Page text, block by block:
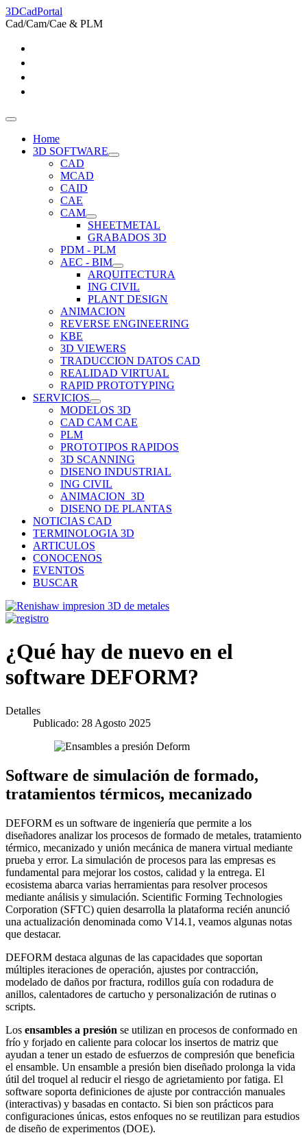
3DCadPortal
Cad/Cam/Cae & PLM
Home
3D SOFTWARE
CAD
MCAD
CAID
CAE
CAM
SHEETMETAL
GRABADOS 3D
PDM - PLM
AEC - BIM
ARQUITECTURA
ING CIVIL
PLANT DESIGN
ANIMACION
REVERSE ENGINEERING
KBE
3D VIEWERS
TRADUCCION DATOS CAD
REALIDAD VIRTUAL
RAPID PROTOTYPING
SERVICIOS
MODELOS 3D
CAD CAM CAE
PLM
PROTOTIPOS RAPIDOS
3D SCANNING
DISENO INDUSTRIAL
ING CIVIL
ANIMACION_3D
DISENO DE PLANTAS
NOTICIAS CAD
TERMINOLOGIA 3D
ARTICULOS
CONOCENOS
EVENTOS
BUSCAR
¿Qué hay de nuevo en el
software DEFORM?
Detalles
Publicado: 28 Agosto 2025
Software de simulación de formado,
tratamientos térmicos, mecanizado
DEFORM es un software de ingeniería que permite a los
diseñadores analizar los procesos de formado de metales, tratamiento
térmico, mecanizado y unión mecánica de manera virtual mediante
prueba y error. La simulación de procesos para las empresas es
fundamental para mejorar los costos, calidad y la entrega. El
ecosistema abarca varias herramientas para resolver procesos
mediante análisis y simulación. Scientific Forming Technologies
Corporation (SFTC) quien desarrolla la plataforma recién anunció
una actualización denominada como V14.1, veamos algunas notas
que destacar.
DEFORM destaca algunas de las capacidades que soportan
múltiples iteraciones de operación, ajustes por contracción,
modelado de daños por fractura, rodillos guía con rodadura de
anillos, calentadores de cartucho y personalización de rutinas o
scripts.
Los ensambles a presión se utilizan en procesos de conformado en
frío y forjado en caliente para colocar los insertos de matriz que
ayudan a tener un estado de esfuerzos de compresión que beneficia
el ensamble. Un ensamble a presión bien diseñado prolonga la vida
útil del troquel al reducir el riesgo de agrietamiento por fatiga. El
software soporta definiciones de ajuste por contracción manuales
(interactivas) y basadas en contacto. Si bien son prácticos para
configuraciones únicas, estos enfoques no se reutilizan para estudios
de diseño de experimentos (DOE).